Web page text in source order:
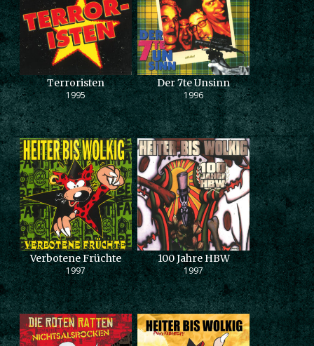
Terroristen
1995
Der 7te Unsinn
1996
Verbotene Früchte
1997
100 Jahre HBW
1997